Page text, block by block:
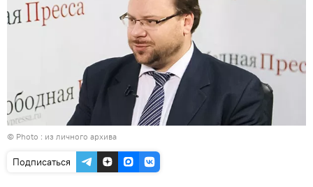
© Photo : из личного архива
Подписаться